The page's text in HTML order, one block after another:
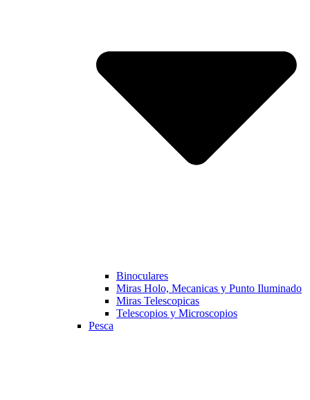
Binoculares
Miras Holo, Mecanicas y Punto Iluminado
Miras Telescopicas
Telescopios y Microscopios
Pesca